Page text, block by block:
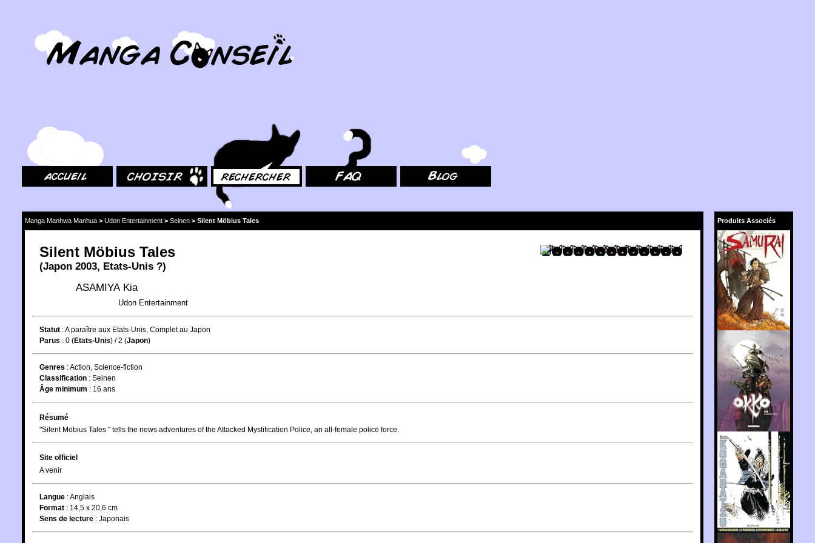
Produits Associés
Manga Manhwa Manhua > Udon Entertainment > Seinen > Silent Möbius Tales
Silent Möbius Tales
(Japon 2003, Etats-Unis ?)
ASAMIYA Kia
Udon Entertainment
Statut :A paraître aux Etats-Unis, Complet au Japon
Parus : 0 (Etats-Unis) / 2 (Japon)
Genres :Action Science-fiction
Classification : Seinen
Âge minimum : 16 ans
Résumé
"Silent Möbius Tales " tells the news adventures of the Attacked Mystification Police, an all-female police force.
Site officiel
A venir
Langue :Anglais
Format : 14,5 x 20,6 cm
Sens de lecture : Japonais